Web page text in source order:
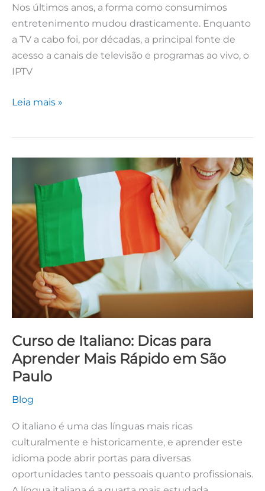
Nos últimos anos, a forma como consumimos
entretenimento mudou drasticamente. Enquanto
a TV a cabo foi, por décadas, a principal fonte de
acesso a canais de televisão e programas ao vivo, o
IPTV
Leia mais »
Curso de Italiano: Dicas para
Aprender Mais Rápido em São
Paulo
Blog
O italiano é uma das línguas mais ricas
culturalmente e historicamente, e aprender este
idioma pode abrir portas para diversas
oportunidades tanto pessoais quanto profissionais.
Italiano:
Dicas
para
Aprender
Mais
Rápido
em
São